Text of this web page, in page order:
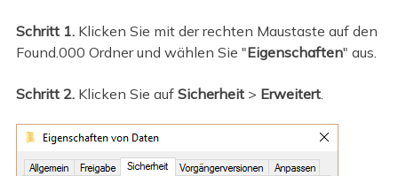
Schritt 1.Klicken Sie mit der rechten Maustaste auf den
Found.000 Ordner und wählen Sie "Eigenschaften" aus.
Schritt 2.Klicken Sie auf Sicherheit> Erweitert.